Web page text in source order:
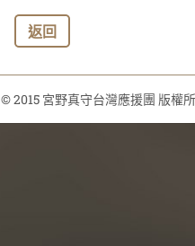
返回
© 2015 宮野真守台灣應援團 版權